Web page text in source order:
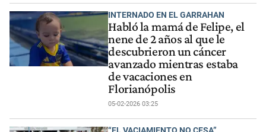
INTERNADO EN EL GARRAHAN
Habló la mamá de Felipe, el
nene de 2 años al que le
descubrieron un cáncer
avanzado mientras estaba
de vacaciones en
Florianópolis
05-02-2026 03:25
“EL VACIAMIENTO NO CESA”